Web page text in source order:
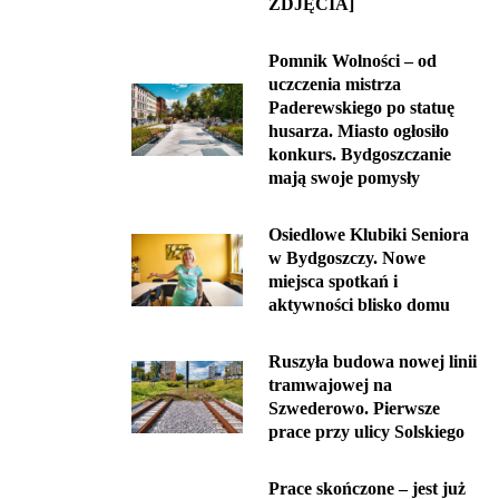
ZDJĘCIA]
Pomnik Wolności – od
uczczenia mistrza
Paderewskiego po statuę
husarza. Miasto ogłosiło
konkurs. Bydgoszczanie
mają swoje pomysły
Osiedlowe Klubiki Seniora
w Bydgoszczy. Nowe
miejsca spotkań i
aktywności blisko domu
Ruszyła budowa nowej linii
tramwajowej na
Szwederowo. Pierwsze
prace przy ulicy Solskiego
Prace skończone – jest już